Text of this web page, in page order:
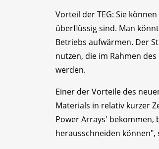
Vorteil der TEG: Sie
überflüssig sind. Man
Betriebs aufwärmen. Der
nutzen, die im Rahmen
werden.
Einer der Vorteile des
Materials in relativ kurzer
Power Arrays' bekommen,
herausschneiden können",